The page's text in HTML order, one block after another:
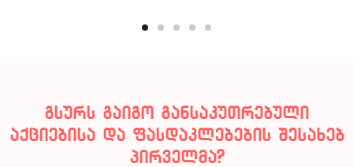
გსურს გაიგო განსაკუთრებული
აქციებისა და ფასდაკლებების შესახებ
პირველმა?